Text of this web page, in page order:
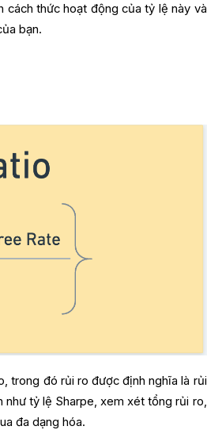
cách thức hoạt động của tỷ lệ này và
bạn.
trong đó rủi ro được định nghĩa là rủi
như tỷ lệ Sharpe, xem xét tổng rủi ro,
đa dạng hóa.